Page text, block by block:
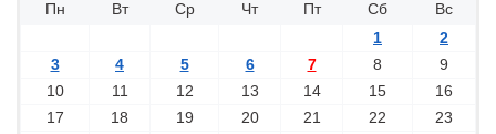
Пн
Вт Ср Чт Пт Сб
Вс
1
2
3
4 5 6 7 8
9
10
11 12 13 14 15
16
17
18 19 20 21 22
23